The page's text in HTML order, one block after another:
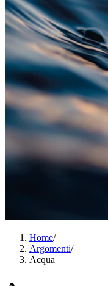
Home/
Argomenti/
Acqua